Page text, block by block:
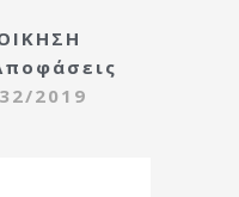
32/2019